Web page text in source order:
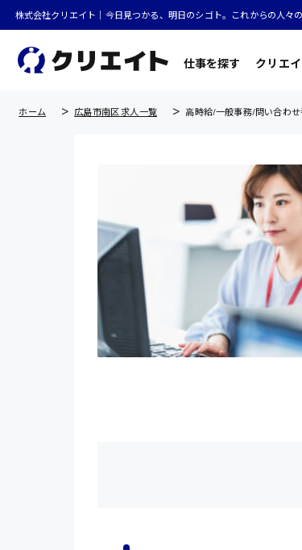
株式会社クリエイト｜今日見つかる、明日のシゴト。これからの人々
仕事を探す クリエ
ホーム 広島市南区 求人一覧 高時給/一般事務/問い合わ